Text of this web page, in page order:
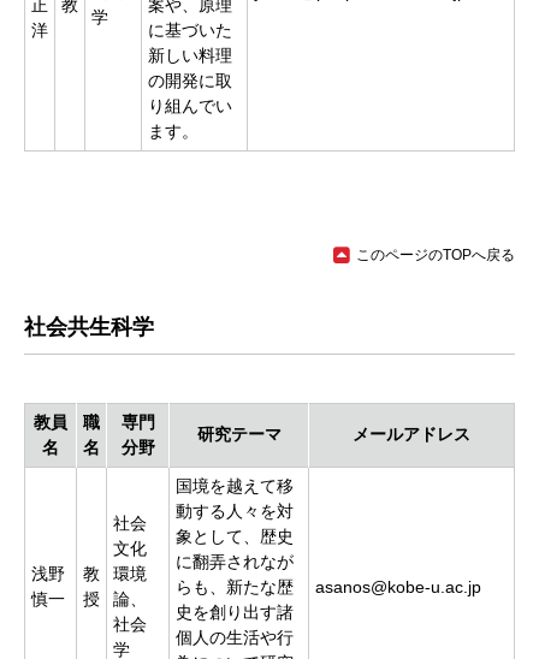
正
洋
教
学
案や、原理
に基づいた
新しい料理
の開発に取
り組んでい
ます。
このページのTOPへ戻る
社会共生科学
教員
名
職
名
専門
分野
研究テーマ メールアドレス
浅野
慎一
教
授
社会
文化
環境
論、
社会
学
国境を越えて移
動する人々を対
象として、歴史
に翻弄されなが
らも、新たな歴
史を創り出す諸
個人の生活や行
asanos@kobe-u.ac.jp